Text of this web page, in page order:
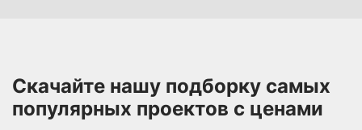
Скачайте нашу подборку самых
популярных проектов с ценами